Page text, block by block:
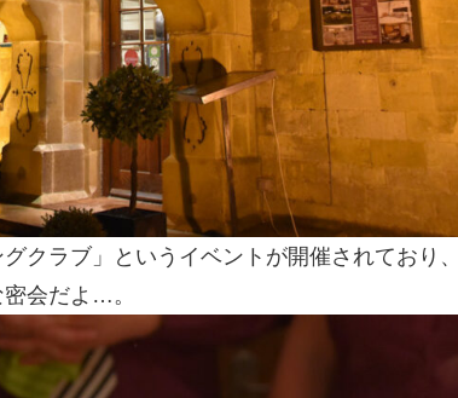
クラブ」というイベントが開催されており
会だよ…。